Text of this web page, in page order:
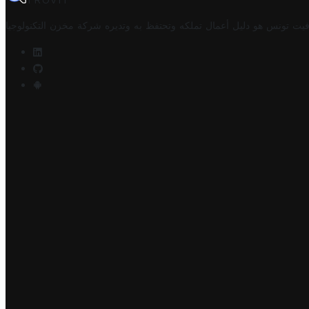
تونس هو دليل أعمال تملكه وتحتفظ به وتديره شركة مخزن التكنولوجيا